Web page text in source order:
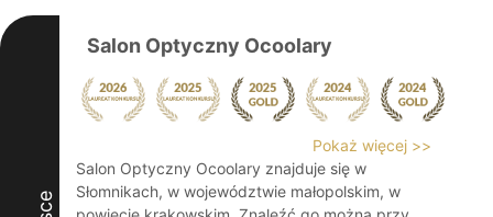
Salon Optyczny Ocoolary
Pokaż więcej >>
Salon Optyczny Ocoolary znajduje się w
Słomnikach, w województwie małopolskim, w